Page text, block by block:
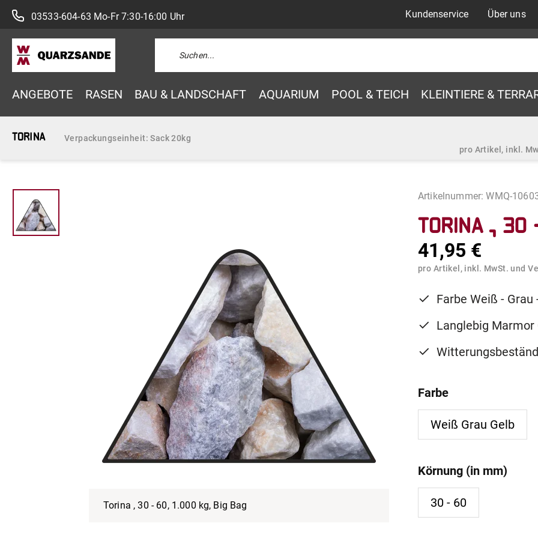
03533-604-63 Mo-Fr 7:30-16:00 Uhr Kundenservice Über uns
ANGEBOTE RASEN BAU & LANDSCHAFT AQUARIUM POOL & TEICH KLEINTIERE &
Torina Verpackungseinheit:Sack 20kg
pro Artikel, inkl.
Torina , 30 - 60, 1.000 kg, Big Bag Torina , 30 - 60, 1.000 kg, Big
Artikelnummer: WMQ-
Torina , 30
41,95 €
pro Artikel, inkl. MwSt. und
Farbe Weiß - Grau
Langlebig Marmor
Farbe
Weiß Grau Gelb
Körnung (in mm)
30 - 60